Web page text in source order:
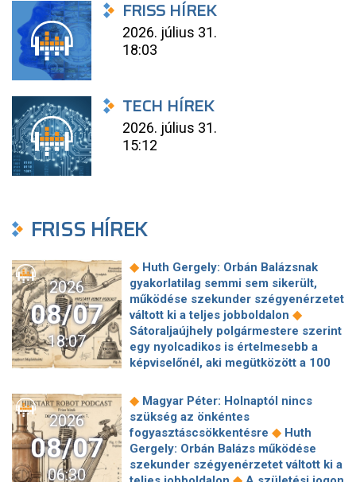
FRISS HÍREK
2026. július 31.
18:03
TECH HÍREK
2026. július 31.
15:12
FRISS HÍREK
2026
08/07
18:07
◆ Huth Gergely: Orbán Balázsnak
gyakorlatilag semmi sem sikerült,
működése szekunder szégyenérzetet
váltott ki a teljes jobboldalon ◆
Sátoraljaújhely polgármestere szerint
egy nyolcadikos is értelmesebb a
képviselőnél, aki megütközött a 100
hírszerzés szerint Putyin pár éven
belül megtámadhat egy NATO-
tagállamot ◆ Vitézy Dávid
elmagyarázta, miért Mészárosék
cége nyerte a közbeszerzést
sínhegesztésre◆ Nagy cégek
2026
08/07
06:30
◆ Magyar Péter: Holnaptól nincs
szükség az önkéntes
fogyasztáscsökkentésre ◆ Huth
Gergely: Orbán Balázs működése
szekunder szégyenérzetet váltott ki a